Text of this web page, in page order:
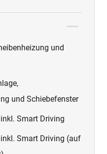
und
und Schiebefenster
Smart Driving
Smart Driving (auf